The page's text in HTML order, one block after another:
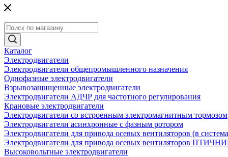
Каталог
Электродвигатели
Электродвигатели общепромышленного назначения
Однофазные электродвигатели
Взрывозащищенные электродвигатели
Электродвигатели АДЧР для частотного регулирования
Крановые электродвигатели
Электродвигатели со встроенным электромагнитным тормозом
Электродвигатели асинхронные с фазным ротором
Электродвигатели для привода осевых вентиляторов (в
Электродвигатели для привода осевых вентиляторов
Высоковольтные электродвигатели